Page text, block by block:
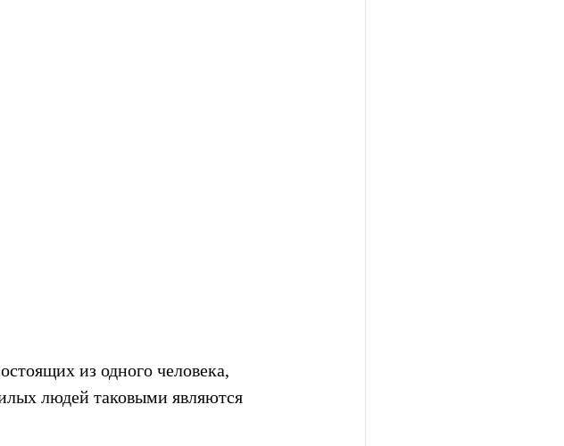
из одного человека,
людей таковыми являются